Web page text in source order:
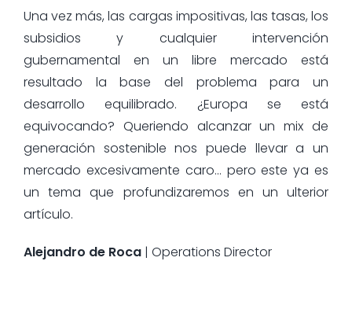
Una vez más, las cargas impositivas, las tasas, los
subsidios y cualquier intervención
gubernamental en un libre mercado está
resultado la base del problema para un
desarrollo equilibrado. ¿Europa se está
equivocando? Queriendo alcanzar un mix de
generación sostenible nos puede llevar a un
mercado excesivamente caro… pero este ya es
un tema que profundizaremos en un ulterior
artículo.
Alejandro de Roca | Operations Director